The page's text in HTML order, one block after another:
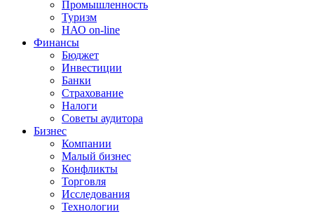
Промышленность
Туризм
НАО on-line
Финансы
Бюджет
Инвестиции
Банки
Страхование
Налоги
Советы аудитора
Бизнес
Компании
Малый бизнес
Конфликты
Торговля
Исследования
Технологии